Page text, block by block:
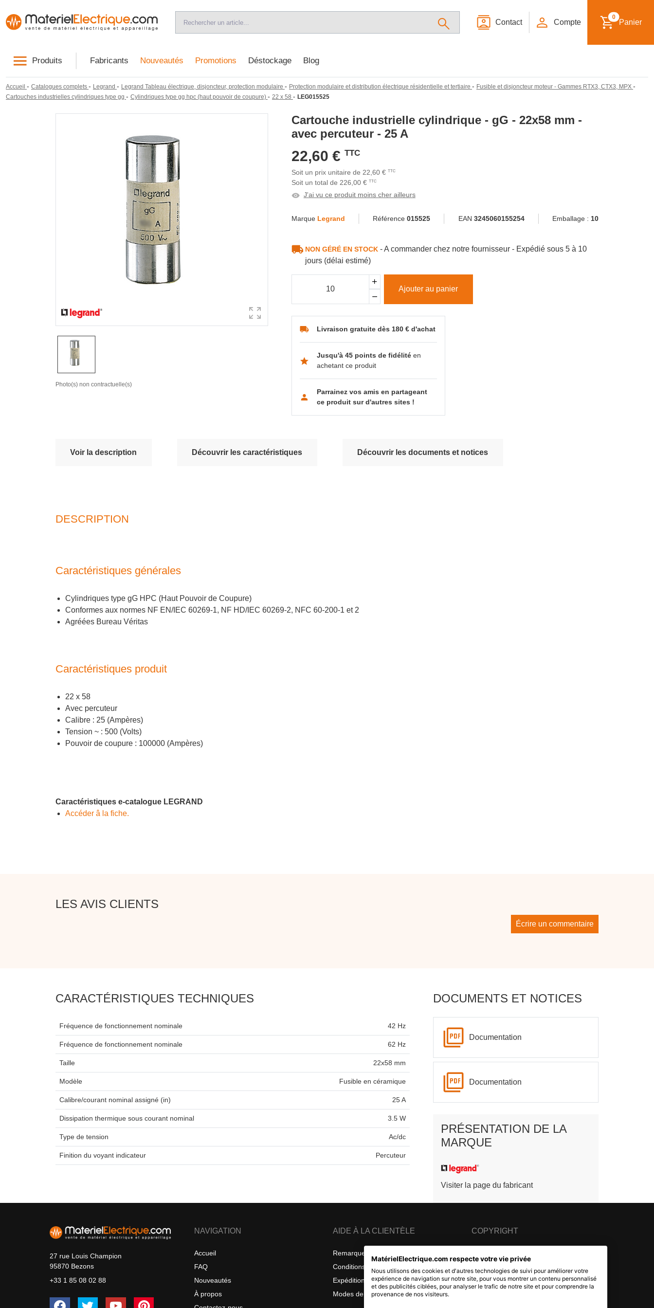
Contact Compte
0
Panier
Produits Fabricants Nouveautés Promotions Déstockage Blog
Accueil - Catalogues complets - Legrand - Legrand Tableau électrique, disjoncteur, protection modulaire - Protection modulaire et distribution électrique résidentielle et tertiaire - Fusible et disjoncteur moteur - Gammes RTX3, CTX3, MPX -
Cartouches industrielles cylindriques type gg - Cylindriques type gg hpc (haut pouvoir de coupure) - 22 x 58 - LEG015525
Photo(s) non contractuelle(s)
Cartouche industrielle cylindrique - gG - 22x58 mm -
avec percuteur - 25 A
22,60 € TTC
Soit un prix unitaire de 22,60 € TTC
Soit un total de 226,00 € TTC
J'ai vu ce produit moins cher ailleurs
Marque Legrand Référence015525 EAN 3245060155254 Emballage : 10
NON GÉRÉ EN STOCK- A commander chez notre fournisseur - Expédié sous 5 à 10
jours (délai estimé)
Ajouter au panier
Livraison gratuite dès 180 € d'achat
Jusqu'à 45 points de fidélitéen
achetant ce produit
Parrainez vos amis en partageant
ce produit sur d'autres sites !
Voir la description Découvrir les caractéristiques Découvrir les documents et notices
DESCRIPTION
Caractéristiques générales
Cylindriques type gG HPC (Haut Pouvoir de Coupure)
Conformes aux normes NF EN/IEC 60269-1, NF HD/IEC 60269-2, NFC 60-200-1 et 2
Agréées Bureau Véritas
Caractéristiques produit
22 x 58
Avec percuteur
Calibre : 25 (Ampères)
Tension ~ : 500 (Volts)
Pouvoir de coupure : 100000 (Ampères)
Caractéristiques e-catalogue LEGRAND
Accéder â la fiche.
LES AVIS CLIENTS
Écrire un commentaire
CARACTÉRISTIQUES TECHNIQUES
Fréquence de fonctionnement nominale 42 Hz
Fréquence de fonctionnement nominale 62 Hz
Taille 22x58 mm
Modèle Fusible en céramique
Calibre/courant nominal assigné (in) 25 A
Dissipation thermique sous courant nominal 3.5 W
Type de tension Ac/dc
Finition du voyant indicateur Percuteur
DOCUMENTS ET NOTICES
Documentation
Documentation
PRÉSENTATION DE LA
MARQUE
Visiter la page du fabricant
27 rue Louis Champion
95870 Bezons
+33 1 85 08 02 88
NAVIGATION
Accueil
FAQ
Nouveautés
À propos
AIDE À LA CLIENTÈLE
Remarques sur la confidentialité
Conditions générales de vente
Expéditions et retours
Modes de livraison
COPYRIGHT
SAS au capital de 20 000 EUR
RCS Pontoise 484.801.741
MatérielElectrique.com respecte votre vie privée
Nous utilisons des cookies et d'autres technologies de suivi pour améliorer votre
expérience de navigation sur notre site, pour vous montrer un contenu personnalisé
et des publicités ciblées, pour analyser le trafic de notre site et pour comprendre la
provenance de nos visiteurs.